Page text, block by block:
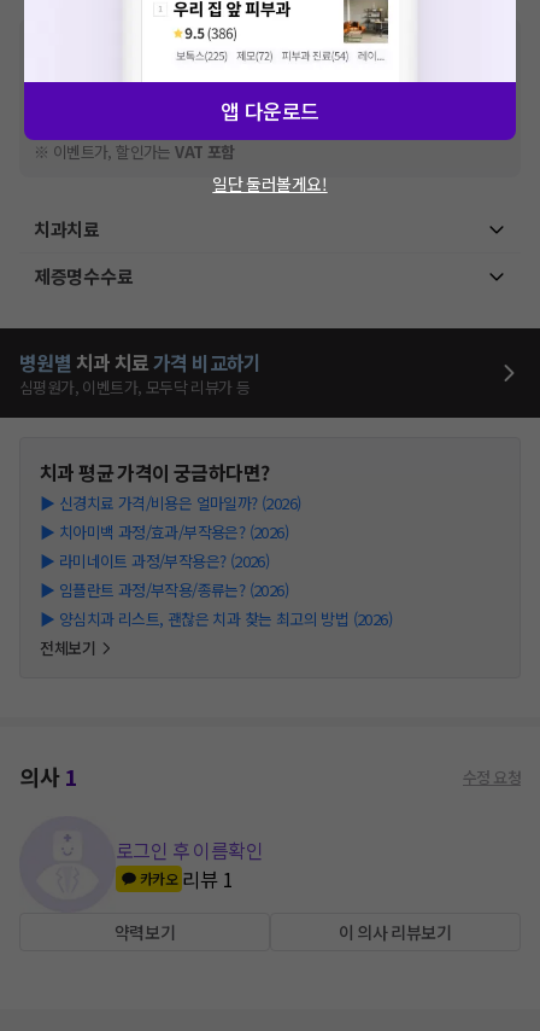
비급여 항목의 경우,추가비용 등으로 실제 가격과 상이할 수 있으니, 정확
한 가격은 해당 의료기관에 직접 문의해주세요.
※급여 항목의 경우,건강보험심사평가원에 고지되어 있는 급여 진료 기준 가
격입니다. (진료와 연관된 복합적인 비용이 추가되어, 병원마다 금액이 다르게
산정될 수 있는 점 참고 바랍니다.)
※ 이벤트가, 할인가는VAT 포함
치과치료
제증명수수료
병원별 치과 치료가격 비교하기
심평원가, 이벤트가, 모두닥 리뷰가 등
치과평균 가격이 궁금하다면?
▶ 신경치료 가격/비용은 얼마일까? (2026)
▶ 치아미백 과정/효과/부작용은? (2026)
▶ 라미네이트 과정/부작용은? (2026)
▶ 임플란트 과정/부작용/종류는? (2026)
▶ 양심치과 리스트, 괜찮은 치과 찾는 최고의 방법 (2026)
전체보기
의사1 수정 요청
로그인 후 이름확인
카카오 리뷰 1
약력보기 이 의사 리뷰보기
앱 다운로드
일단 둘러볼게요!